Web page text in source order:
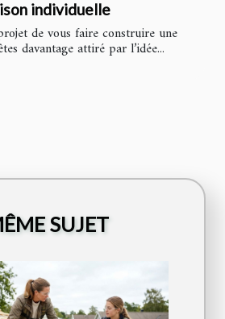
individuelle
de vous faire construire une
davantage attiré par l’idée...
SUJET